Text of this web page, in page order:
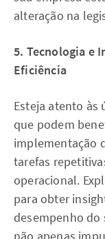
alteração na
5. Tecnologia e
Eficiência
Esteja atento às
que podem
implementação
tarefas
operacional.
para obter
desempenho do